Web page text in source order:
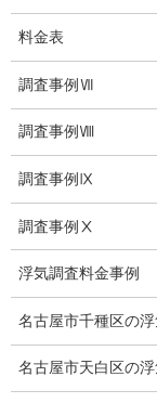
愛知県内出張面談実
浮気調査専門
結婚前の行動調査
結婚調査
社員の行動調査
行動調査
法人調査
料金表
調査事例Ⅶ
調査事例Ⅷ
調査事例Ⅸ
調査事例Ⅹ
浮気調査料金事例
名古屋市千種区の
名古屋市天白区の